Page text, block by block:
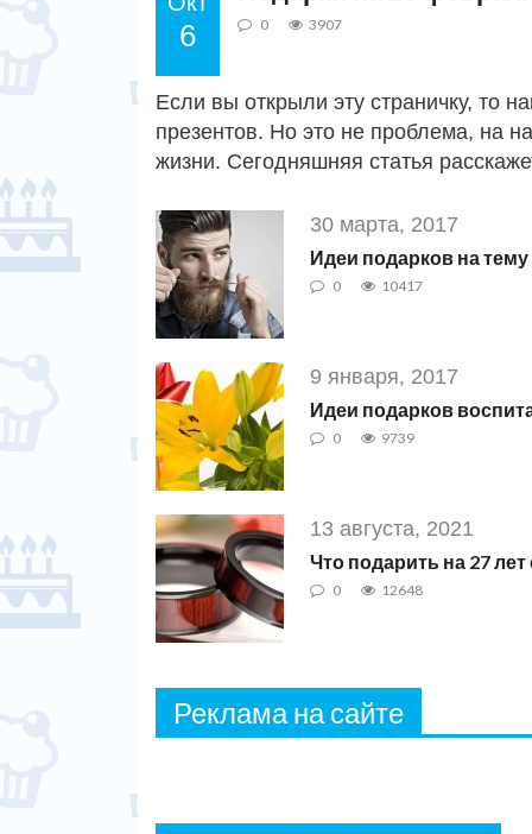
6 0 3907
Если вы открыли эту страничку, то
презентов. Но это не проблема, на
жизни. Сегодняшняя статья
30 марта, 2017
Идеи подарков на
0 10417
9 января, 2017
Идеи подарков
0 9739
13 августа, 2021
Что подарить на 27
0 12648
Реклама на сайте